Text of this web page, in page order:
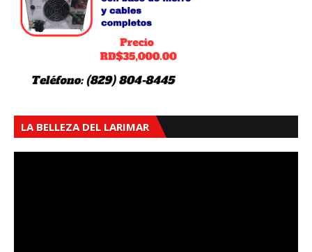
LA BELLEZA DEL LARIMAR